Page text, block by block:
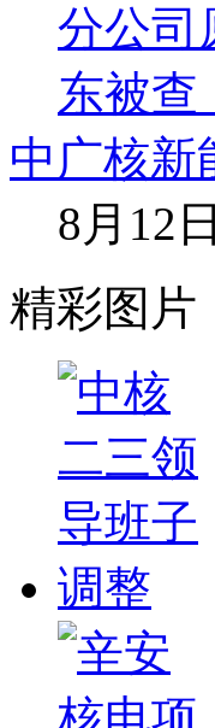
中广核新
8月12
精彩图片